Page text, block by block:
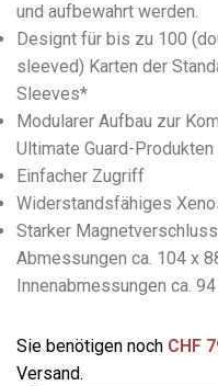
und aufbewahrt werden.
Designt für bis zu 100
sleeved) Karten der
Sleeves*
Modularer Aufbau zur
Ultimate Guard-Produkten
Einfacher Zugriff
Widerstandsfähiges
Starker Magnetverschluss
Abmessungen ca. 104 x
Innenabmessungen ca.
Sie benötigen noch CHF
Versand.